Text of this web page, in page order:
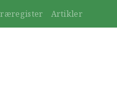
Artikler